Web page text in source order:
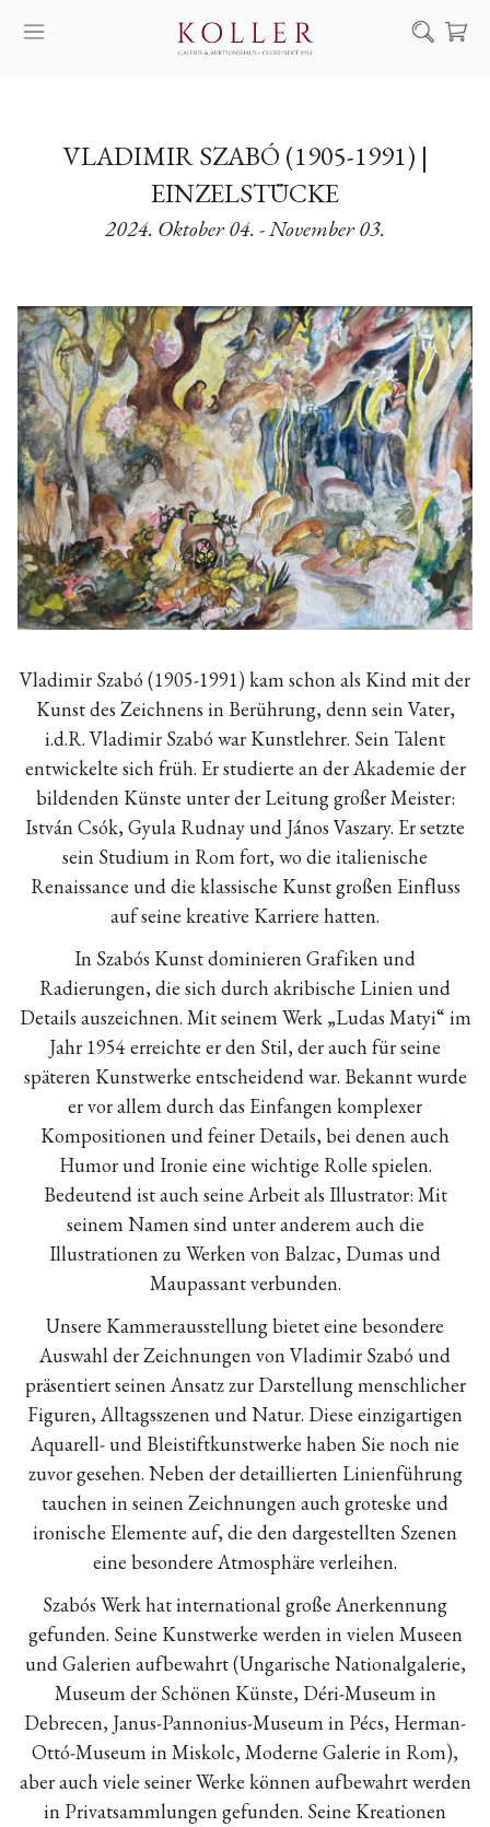
KÜNSTLER
KUNSTWERKE
AUKTION
NACHRICHTEN
ÜBER UNS | KONTAKT
EN
HU
Suche
VLADIMIR SZABÓ (1905-1991) |
EINZELSTÜCKE
2024. Oktober 04. - November 03.
Vladimir Szabó (1905-1991) kam schon als Kind mit der
Kunst des Zeichnens in Berührung, denn sein Vater,
i.d.R. Vladimir Szabó war Kunstlehrer. Sein Talent
entwickelte sich früh. Er studierte an der Akademie der
bildenden Künste unter der Leitung großer Meister:
István Csók, Gyula Rudnay und János Vaszary. Er setzte
sein Studium in Rom fort, wo die italienische
Renaissance und die klassische Kunst großen Einfluss
auf seine kreative Karriere hatten.
In Szabós Kunst dominieren Grafiken und
Radierungen, die sich durch akribische Linien und
Details auszeichnen. Mit seinem Werk „Ludas Matyi“ im
Jahr 1954 erreichte er den Stil, der auch für seine
späteren Kunstwerke entscheidend war. Bekannt wurde
er vor allem durch das Einfangen komplexer
Kompositionen und feiner Details, bei denen auch
Humor und Ironie eine wichtige Rolle spielen.
Bedeutend ist auch seine Arbeit als Illustrator: Mit
seinem Namen sind unter anderem auch die
Illustrationen zu Werken von Balzac, Dumas und
Maupassant verbunden.
Unsere Kammerausstellung bietet eine besondere
Auswahl der Zeichnungen von Vladimir Szabó und
präsentiert seinen Ansatz zur Darstellung menschlicher
Figuren, Alltagsszenen und Natur. Diese einzigartigen
Aquarell- und Bleistiftkunstwerke haben Sie noch nie
zuvor gesehen. Neben der detaillierten Linienführung
tauchen in seinen Zeichnungen auch groteske und
ironische Elemente auf, die den dargestellten Szenen
eine besondere Atmosphäre verleihen.
Szabós Werk hat international große Anerkennung
gefunden. Seine Kunstwerke werden in vielen Museen
und Galerien aufbewahrt (Ungarische Nationalgalerie,
Museum der Schönen Künste, Déri-Museum in
Debrecen, Janus-Pannonius-Museum in Pécs, Herman-
Ottó-Museum in Miskolc, Moderne Galerie in Rom),
aber auch viele seiner Werke können aufbewahrt werden
in Privatsammlungen gefunden. Seine Kreationen